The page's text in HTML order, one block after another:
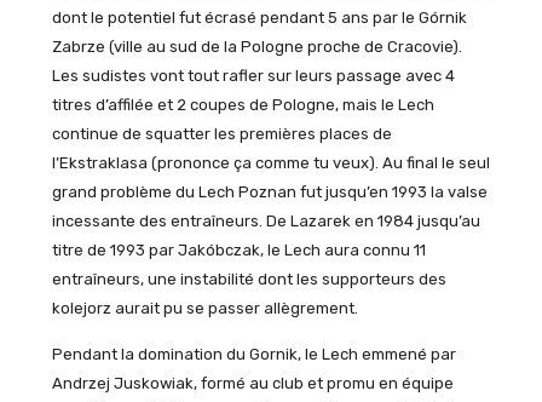
dont le potentiel fut écrasé pendant 5 ans par le Górnik
Zabrze (ville au sud de la Pologne proche de Cracovie).
Les sudistes vont tout rafler sur leurs passage avec 4
titres d’affilée et 2 coupes de Pologne, mais le Lech
continue de squatter les premières places de
l’Ekstraklasa (prononce ça comme tu veux). Au final le seul
grand problème du Lech Poznan fut jusqu’en 1993 la valse
incessante des entraîneurs. De Lazarek en 1984 jusqu’au
titre de 1993 par Jakóbczak, le Lech aura connu 11
entraîneurs, une instabilité dont les supporteurs des
kolejorz aurait pu se passer allègrement.
Pendant la domination du Gornik, le Lech emmené par
Andrzej Juskowiak, formé au club et promu en équipe